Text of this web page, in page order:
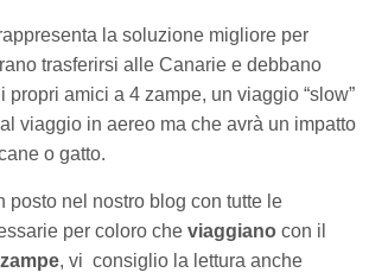
la soluzione migliore per
trasferirsi alle Canarie e debbano
propri amici a 4 zampe, un viaggio “slow”
viaggio in aereo ma che avrà un impatto
o gatto.
posto nel nostro blog con tutte le
per coloro che viaggiano con il
, vi consiglio la lettura anche